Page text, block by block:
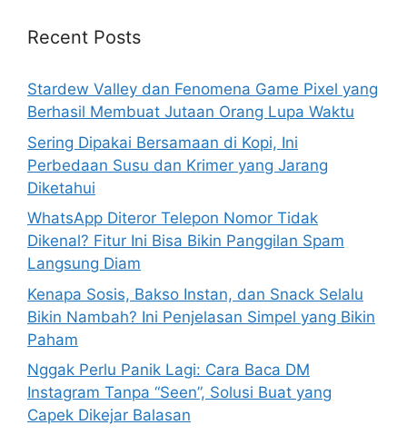
h
r
:
Recent Posts
Stardew Valley dan Fenomena Game Pixel yang
Berhasil Membuat Jutaan Orang Lupa Waktu
Sering Dipakai Bersamaan di Kopi, Ini
Perbedaan Susu dan Krimer yang Jarang
Diketahui
WhatsApp Diteror Telepon Nomor Tidak
Dikenal? Fitur Ini Bisa Bikin Panggilan Spam
Langsung Diam
Kenapa Sosis, Bakso Instan, dan Snack Selalu
Bikin Nambah? Ini Penjelasan Simpel yang Bikin
Paham
Nggak Perlu Panik Lagi: Cara Baca DM
Instagram Tanpa “Seen”, Solusi Buat yang
Capek Dikejar Balasan